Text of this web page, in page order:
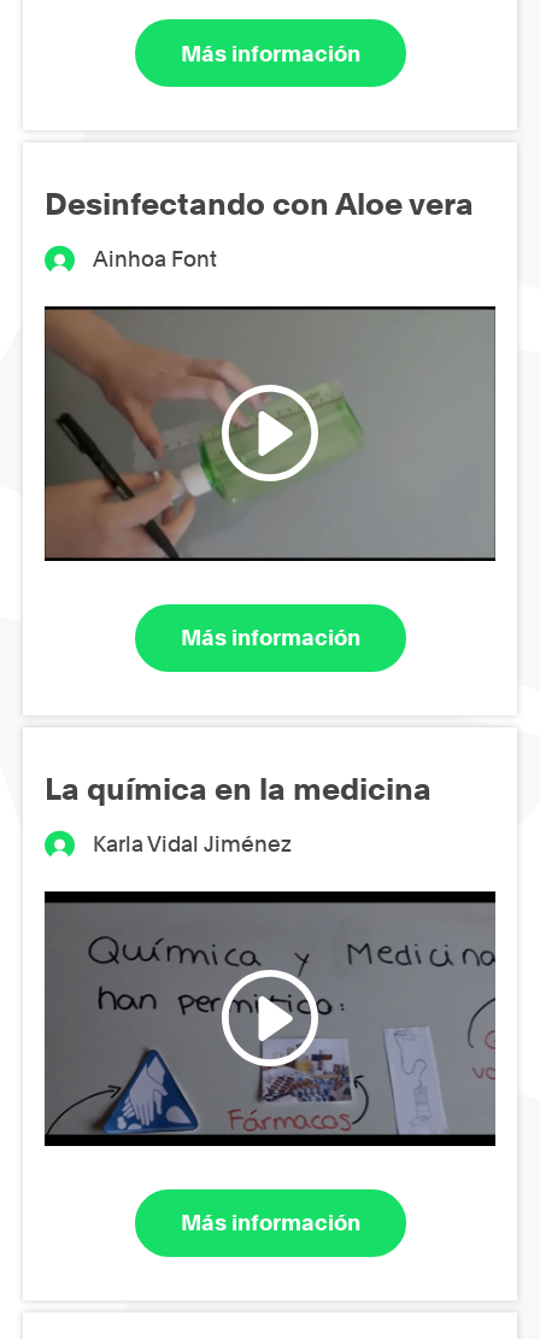
Más información
Desinfectando con Aloe vera
Ainhoa Font
Más información
La química en la medicina
Karla Vidal Jiménez
Más información